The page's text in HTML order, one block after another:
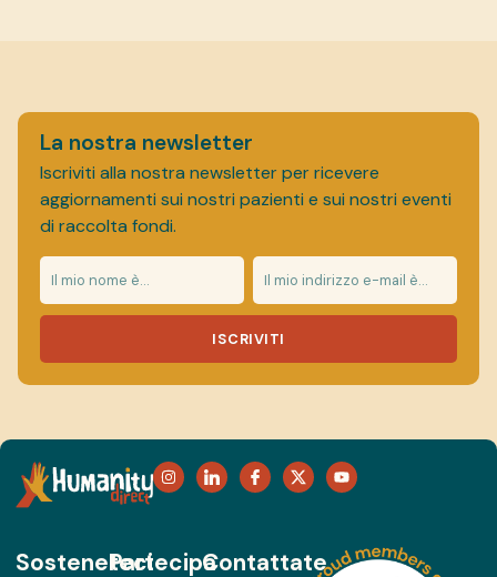
La nostra newsletter
Iscriviti alla nostra newsletter per ricevere
aggiornamenti sui nostri pazienti e sui nostri eventi
di raccolta fondi.
ISCRIVITI
SosteneteciPartecipaContattate